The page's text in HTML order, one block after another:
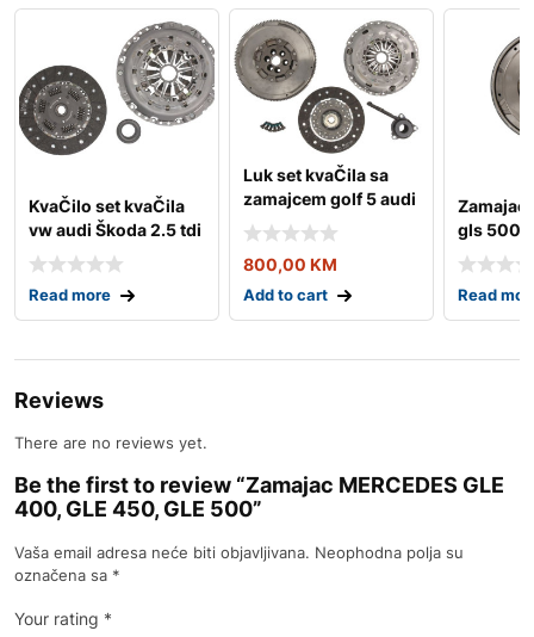
KvaČilo set kvaČila
vw audi Škoda 2.5 tdi
Read more
Luk set kvaČila sa
zamajcem golf 5 audi
a3 passat b6 2.0
800,00 KM
Add to cart
Zamajac
gls 500,
600
Read
Reviews
There are no reviews yet.
Be the first to review “Zamajac MERCEDES GLE
400, GLE 450, GLE 500”
Vaša email adresa neće biti objavljivana. Neophodna polja su
označena sa *
Your rating *